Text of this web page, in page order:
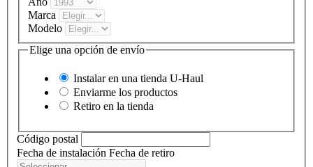
Marca
Modelo
Elige una opción de envío
Instalar en una tienda U-Haul
Enviarme los productos
Retiro en la tienda
Código postal
Fecha de instalación Fecha de retiro